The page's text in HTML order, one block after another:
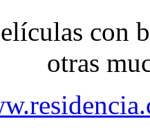
con
otras